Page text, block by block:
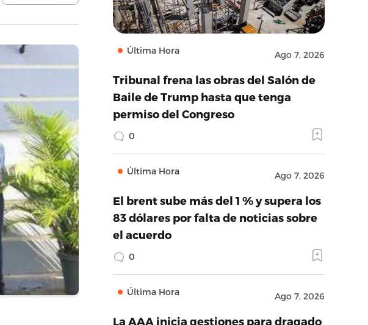
Última Hora Ago 7, 2026
Tribunal frena las obras del Salón de
Baile de Trump hasta que tenga
permiso del Congreso
0
Última Hora Ago 7, 2026
El brent sube más del 1 % y supera los
83 dólares por falta de noticias sobre
el acuerdo
0
Última Hora Ago 7, 2026
La AAA inicia gestiones para dragado